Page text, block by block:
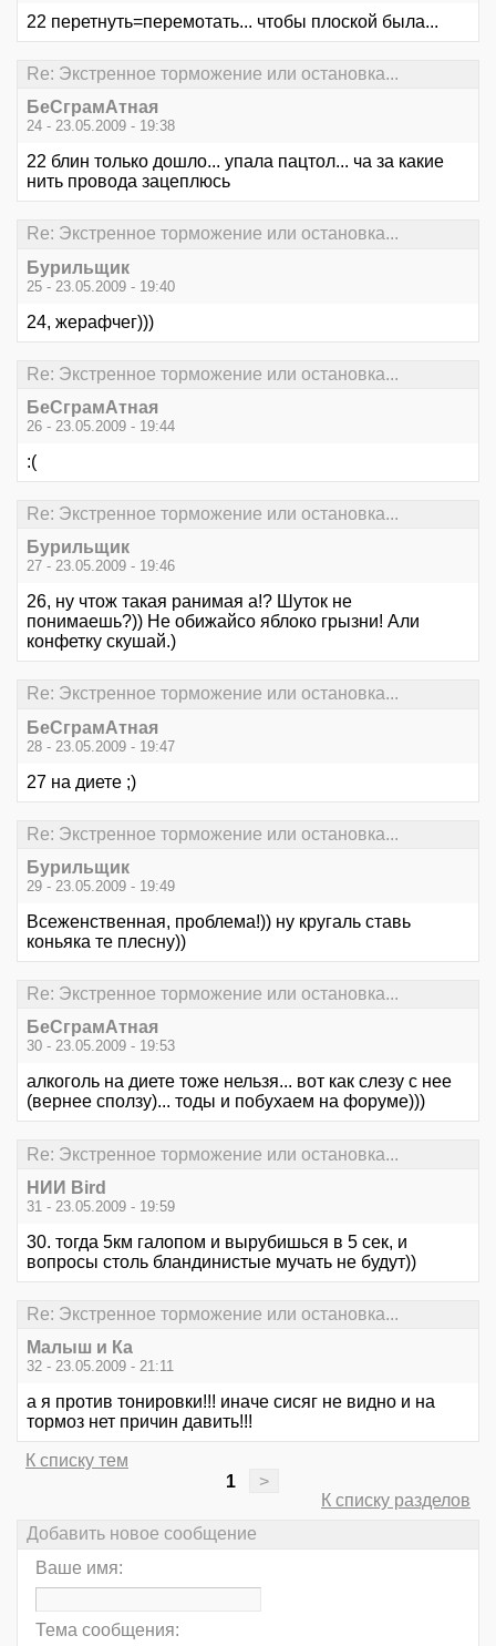
22 перетнуть=перемотать... чтобы плоской была...
Re: Экстренное торможение или остановка...
БеСграмАтная
24 - 23.05.2009 - 19:38
22 блин только дошло... упала пацтол... ча за какие
нить провода зацеплюсь
Re: Экстренное торможение или остановка...
Бурильщик
25 - 23.05.2009 - 19:40
24, жерафчег)))
Re: Экстренное торможение или остановка...
БеСграмАтная
26 - 23.05.2009 - 19:44
:(
Re: Экстренное торможение или остановка...
Бурильщик
27 - 23.05.2009 - 19:46
26, ну чтож такая ранимая а!? Шуток не
понимаешь?)) Не обижайсо яблоко грызни! Али
конфетку скушай.)
Re: Экстренное торможение или остановка...
БеСграмАтная
28 - 23.05.2009 - 19:47
27 на диете ;)
Re: Экстренное торможение или остановка...
Бурильщик
29 - 23.05.2009 - 19:49
Всеженственная, проблема!)) ну кругаль ставь
коньяка те плесну))
Re: Экстренное торможение или остановка...
БеСграмАтная
30 - 23.05.2009 - 19:53
алкоголь на диете тоже нельзя... вот как слезу с нее
(вернее сползу)... тоды и побухаем на форуме)))
Re: Экстренное торможение или остановка...
НИИ Bird
31 - 23.05.2009 - 19:59
30. тогда 5км галопом и вырубишься в 5 сек, и
вопросы столь бландинистые мучать не будут))
Re: Экстренное торможение или остановка...
Малыш и Ка
32 - 23.05.2009 - 21:11
а я против тонировки!!! иначе сисяг не видно и на
тормоз нет причин давить!!!
К списку тем
1
>
К списку разделов
Добавить новое сообщение
Ваше имя:
Тема сообщения: